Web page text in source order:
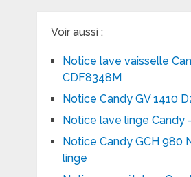
Voir aussi :
Notice lave vaisselle
CDF8348M
Notice Candy GV 1410
Notice lave linge Candy
Notice Candy GCH 980
linge